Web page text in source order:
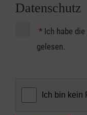
Datenschutz
* Ich habe die
gelesen.